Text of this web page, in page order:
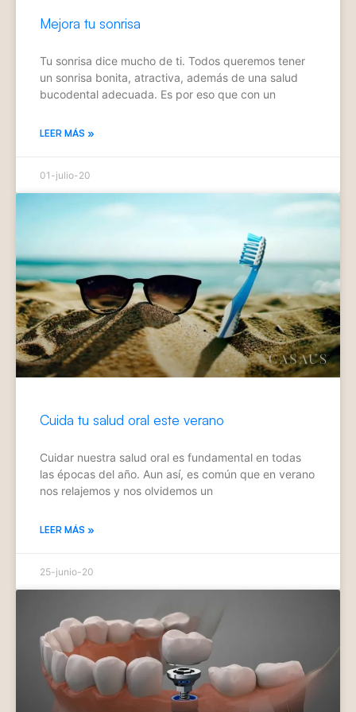
Mejora tu sonrisa
Tu sonrisa dice mucho de ti. Todos queremos tener
un sonrisa bonita, atractiva, además de una salud
bucodental adecuada. Es por eso que con un
LEER MÁS »
01-julio-20
Cuida tu salud oral este verano
Cuidar nuestra salud oral es fundamental en todas
las épocas del año. Aun así, es común que en verano
nos relajemos y nos olvidemos un
LEER MÁS »
25-junio-20